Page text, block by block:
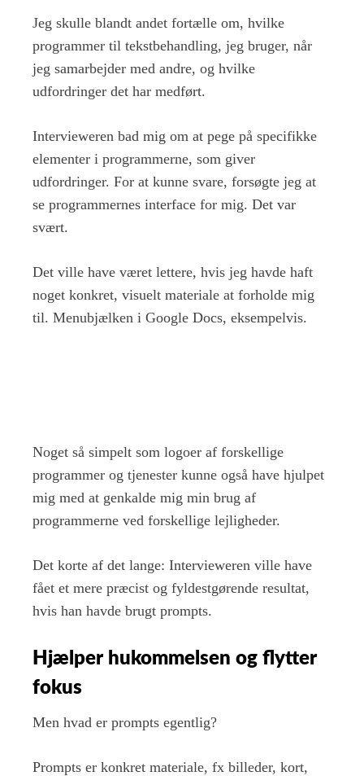
Jeg skulle blandt andet fortælle om, hvilke
programmer til tekstbehandling, jeg bruger, når
jeg samarbejder med andre, og hvilke
udfordringer det har medført.
Intervieweren bad mig om at pege på specifikke
elementer i programmerne, som giver
udfordringer. For at kunne svare, forsøgte jeg at
se programmernes interface for mig. Det var
svært.
Det ville have været lettere, hvis jeg havde haft
noget konkret, visuelt materiale at forholde mig
til. Menubjælken i Google Docs, eksempelvis.
Noget så simpelt som logoer af forskellige
programmer og tjenester kunne også have hjulpet
mig med at genkalde mig min brug af
programmerne ved forskellige lejligheder.
Det korte af det lange: Intervieweren ville have
fået et mere præcist og fyldestgørende resultat,
hvis han havde brugt prompts.
Hjælper hukommelsen og flytter
fokus
Men hvad er prompts egentlig?
Prompts er konkret materiale, fx billeder, kort,